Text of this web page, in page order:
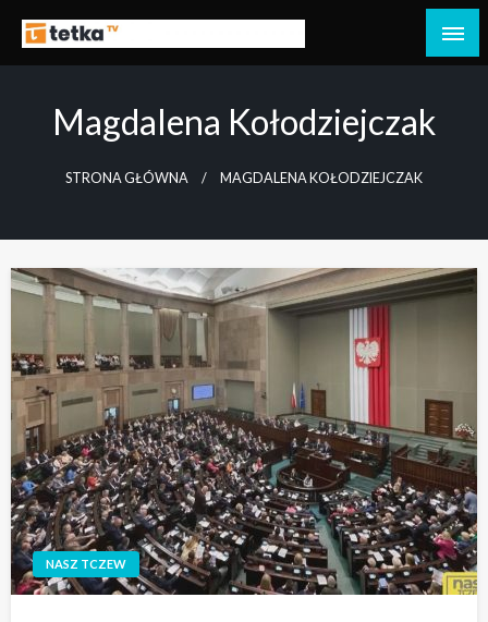
treściTv Tetka Tczew
Tetka Tczew – Twoja lokalna telewizja!
Magdalena Kołodziejczak
STRONA GŁÓWNA MAGDALENA KOŁODZIEJCZAK
NASZ TCZEW